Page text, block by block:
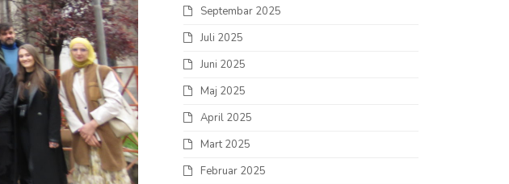
Septembar 2025
Juli 2025
Juni 2025
Maj 2025
April 2025
Mart 2025
Februar 2025